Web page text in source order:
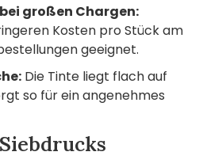
großen Chargen:
Kosten pro Stück am
geeignet.
Die Tinte liegt flach auf
so für ein angenehmes